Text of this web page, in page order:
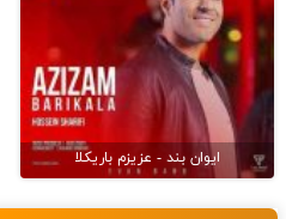
ایوان بند - عزیزم باریکلا